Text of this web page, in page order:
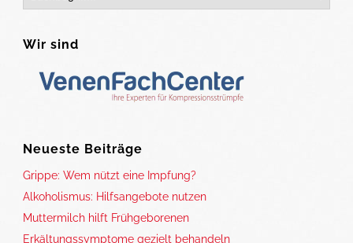
Wir sind
Neueste Beiträge
Grippe: Wem nützt eine Impfung?
Alkoholismus: Hilfsangebote nutzen
Muttermilch hilft Frühgeborenen
Erkältungssymptome gezielt behandeln